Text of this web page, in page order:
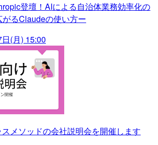
登壇！AIによる自治体業務効率化の
るClaudeの使い方ー
(月) 15:00
スメソッドの会社説明会を開催します